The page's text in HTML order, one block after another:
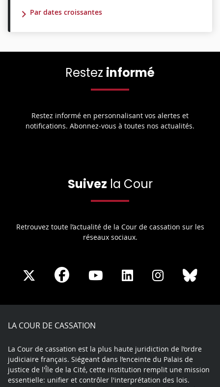
Par dates croissantes
Restez informé
Restez informé en personnalisant vos alertes et
notifications. Abonnez-vous à toutes nos actualités.
Suivez la Cour
Retrouvez toute l’actualité de la Cour de cassation sur les
réseaux sociaux.
Share
X
Share
Facebook
Share
Youtube
Share
LinkedIn
Share
Instagram
LA COUR DE CASSATION
La Cour de cassation est la plus haute juridiction de l’ordre
judiciaire français. Siégeant dans l’enceinte du Palais de
justice de l'Île de la Cité, cette institution remplit une mission
essentielle: unifier et contrôler l'interprétation des lois.